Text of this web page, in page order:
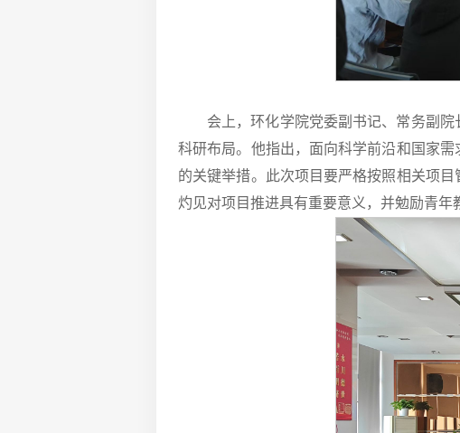
会上，环化学院党委副书记、常务副
科研布局。他指出，面向科学前沿和国家
的关键举措。此次项目要严格按照相关项
灼见对项目推进具有重要意义，并勉励青年